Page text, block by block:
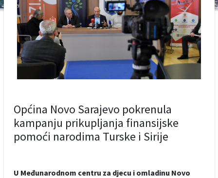
Općina Novo Sarajevo pokrenula
kampanju prikupljanja finansijske
pomoći narodima Turske i Sirije
U Međunarodnom centru za djecu i omladinu Novo